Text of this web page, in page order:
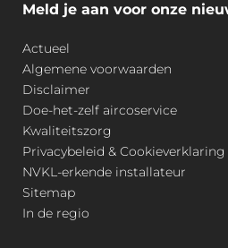
Meld je aan voor onze
Actueel
Algemene voorwaarden
Disclaimer
Doe-het-zelf aircoservice
Kwaliteitszorg
Privacybeleid & Cookieverklaring
NVKL-erkende installateur
Sitemap
In de regio